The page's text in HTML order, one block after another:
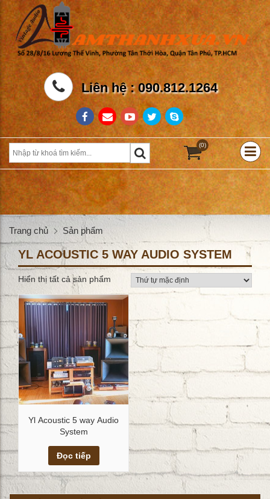
Liên hệ : 090.812.1264
(0)
Trang chủ Sản phẩm
YL ACOUSTIC 5 WAY AUDIO SYSTEM
Hiển thị tất cả sản phẩm
Xem chi tiết
Yl Acoustic 5 way Audio
System
Đọc tiếp